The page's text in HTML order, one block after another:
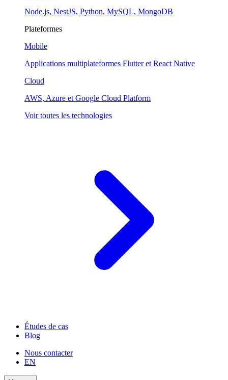
Node.js, NestJS, Python, MySQL, MongoDB
Plateformes
Mobile
Applications multiplateformes Flutter et React Native
Cloud
AWS, Azure et Google Cloud Platform
Voir toutes les technologies
Études de cas
Blog
Nous contacter
EN